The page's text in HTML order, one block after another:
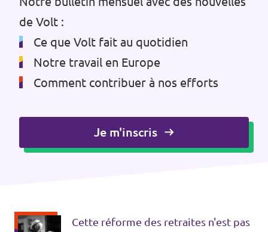
Cette réforme des retraites n'est pas
de Volt :
Ce que Volt fait au quotidien
Notre travail en Europe
Comment contribuer à nos efforts
Je m'inscris